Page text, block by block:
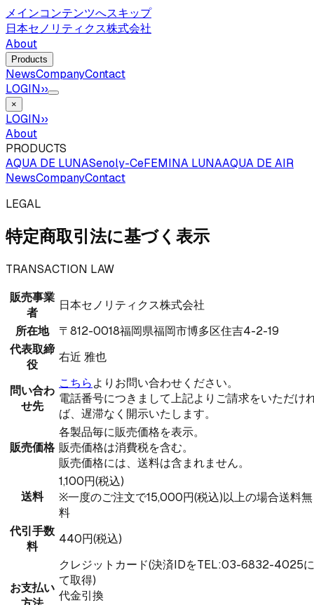
メインコンテンツへスキップ
日本セノリティクス株式会社
About
Products
NewsCompanyContact
LOGIN››
×
LOGIN››
About
PRODUCTS
AQUA DE LUNASenoly-CeFEMINA LUNAAQUA DE AIR
NewsCompanyContact
LEGAL
特定商取引法に基づく表示
TRANSACTION LAW
販売事業
者
日本セノリティクス株式会社
所在地
〒812-0018福岡県福岡市博多区住吉4-2-19
代表取締
役
右近 雅也
問い合わ
せ先
こちらよりお問い合わせください。
電話番号につきまして上記よりご請求をいただけ
ば、遅滞なく開示いたします。
販売価格
各製品毎に販売価格を表示。
販売価格は消費税を含む。
販売価格には、送料は含まれません。
送料
1,100円(税込)
※一度のご注文で15,000円(税込)以上の場合送料無
料
代引手数
料
440円(税込)
お支払い
クレジットカード(決済IDをTEL:03-6832-4025に
て取得)
代金引換